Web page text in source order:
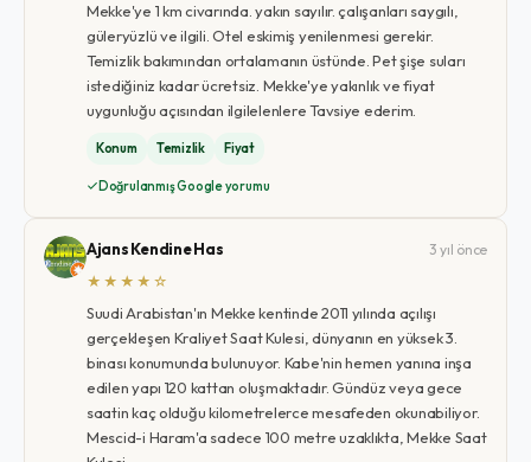
Mekke'ye 1 km civarında. yakın sayılır. çalışanları saygılı,
güleryüzlü ve ilgili. Otel eskimiş yenilenmesi gerekir.
Temizlik bakımından ortalamanın üstünde. Pet şişe suları
istediğiniz kadar ücretsiz. Mekke'ye yakınlık ve fiyat
uygunluğu açısından ilgilelenlere Tavsiye ederim.
Konum Temizlik Fiyat
Doğrulanmış Google yorumu
Ajans Kendine Has
3 yıl önce
★★★★☆
Suudi Arabistan'ın Mekke kentinde 2011 yılında açılışı
gerçekleşen Kraliyet Saat Kulesi, dünyanın en yüksek 3.
binası konumunda bulunuyor. Kabe'nin hemen yanına inşa
edilen yapı 120 kattan oluşmaktadır. Gündüz veya gece
saatin kaç olduğu kilometrelerce mesafeden okunabiliyor.
Mescid-i Haram'a sadece 100 metre uzaklıkta, Mekke Saat